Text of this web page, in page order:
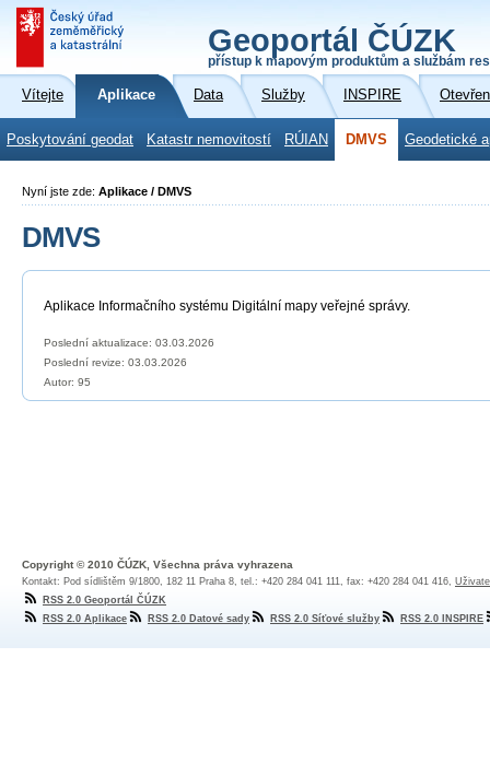
Geoportál ČÚZK
přístup k mapovým produktům a službám
Vítejte Aplikace Data Služby INSPIRE
Poskytování geodat Katastr nemovitostí RÚIAN DMVS Geodetické
Nyní jste zde: Aplikace / DMVS
DMVS
Aplikace Informačního systému Digitální mapy veřejné správy.
Poslední aktualizace: 03.03.2026
Poslední revize: 03.03.2026
Autor: 95
Copyright © 2010 ČÚZK, Všechna práva vyhrazena
Kontakt: Pod sídlištěm 9/1800, 182 11 Praha 8, tel.: +420 284 041 111, fax: +420 284 041 416,
RSS 2.0 Geoportál ČÚZK
RSS 2.0 Aplikace
RSS 2.0 Datové sady RSS 2.0 Síťové služby RSS 2.0 INSPIRE